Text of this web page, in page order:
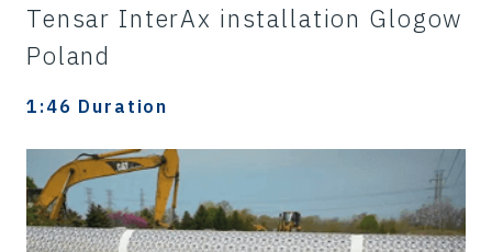
Tensar InterAx installation Glogow
Poland
1:46 Duration